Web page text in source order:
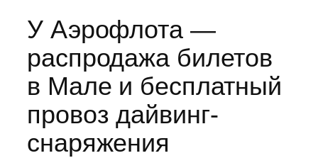
У Аэрофлота —
распродажа билетов
в Мале и бесплатный
провоз дайвинг-
снаряжения